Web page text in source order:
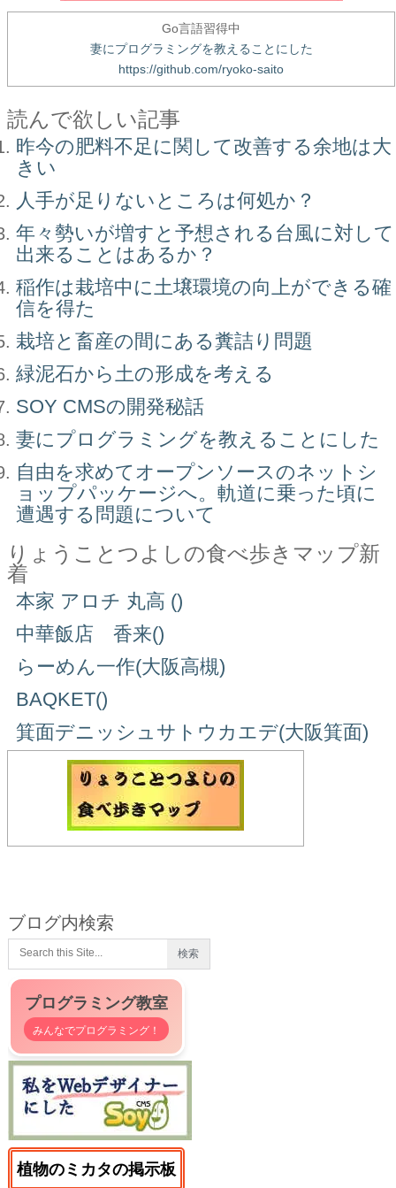
Go言語習得中
妻にプログラミングを教えることにした
https://github.com/ryoko-saito
読んで欲しい記事
昨今の肥料不足に関して改善する余地は大
きい
人手が足りないところは何処か？
年々勢いが増すと予想される台風に対して
出来ることはあるか？
稲作は栽培中に土壌環境の向上ができる確
信を得た
栽培と畜産の間にある糞詰り問題
緑泥石から土の形成を考える
SOY CMSの開発秘話
妻にプログラミングを教えることにした
自由を求めてオープンソースのネットシ
ョップパッケージへ。軌道に乗った頃に
遭遇する問題について
りょうことつよしの食べ歩きマップ新
着
本家 アロチ 丸高 ()
中華飯店 香来()
らーめん一作(大阪高槻)
BAQKET()
箕面デニッシュサトウカエデ(大阪箕面)
ブログ内検索
プログラミング教室
みんなでプログラミング！
植物のミカタの掲示板